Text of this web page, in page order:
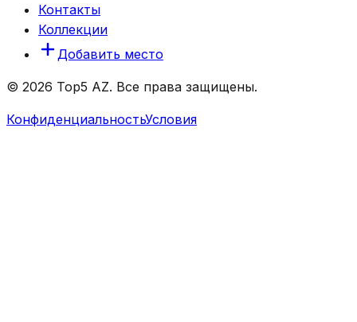
Контакты
Коллекции
Добавить место
© 2026 Top5 AZ. Все права защищены.
КонфиденциальностьУсловия